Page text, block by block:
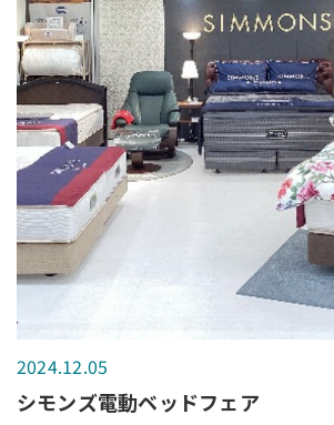
2024.12.05
シモンズ電動ベッドフェア